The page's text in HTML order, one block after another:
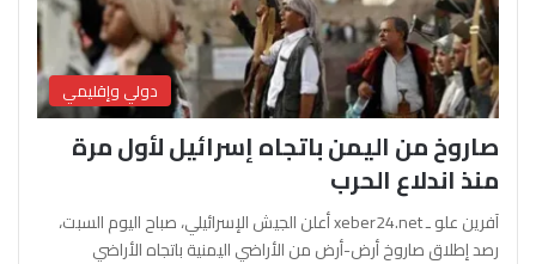
دولي وإقليمي
صاروخ من اليمن باتجاه إسرائيل لأول مرة
منذ اندلاع الحرب
آفرين علو ـ xeber24.net أعلن الجيش الإسرائيلي، صباح اليوم السبت،
رصد إطلاق صاروخ أرض-أرض من الأراضي اليمنية باتجاه الأراضي